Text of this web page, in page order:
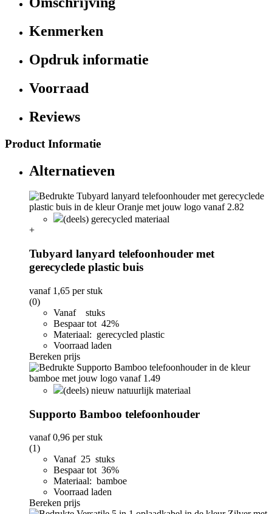
Kenmerken
Opdruk informatie
Voorraad
Reviews
Product Informatie
Alternatieven
(deels) gerecycled materiaal
+
Tubyard lanyard telefoonhouder met
gerecyclede plastic buis
vanaf 1,65 per stuk
(0)
Vanaf stuks
Bespaar tot 42%
Materiaal: gerecycled plastic
Voorraad laden
Bereken prijs
(deels) nieuw natuurlijk materiaal
Supporto Bamboo telefoonhouder
vanaf0,96 per stuk
(1)
Vanaf 25 stuks
Bespaar tot 36%
Materiaal: bamboe
Voorraad laden
Bereken prijs